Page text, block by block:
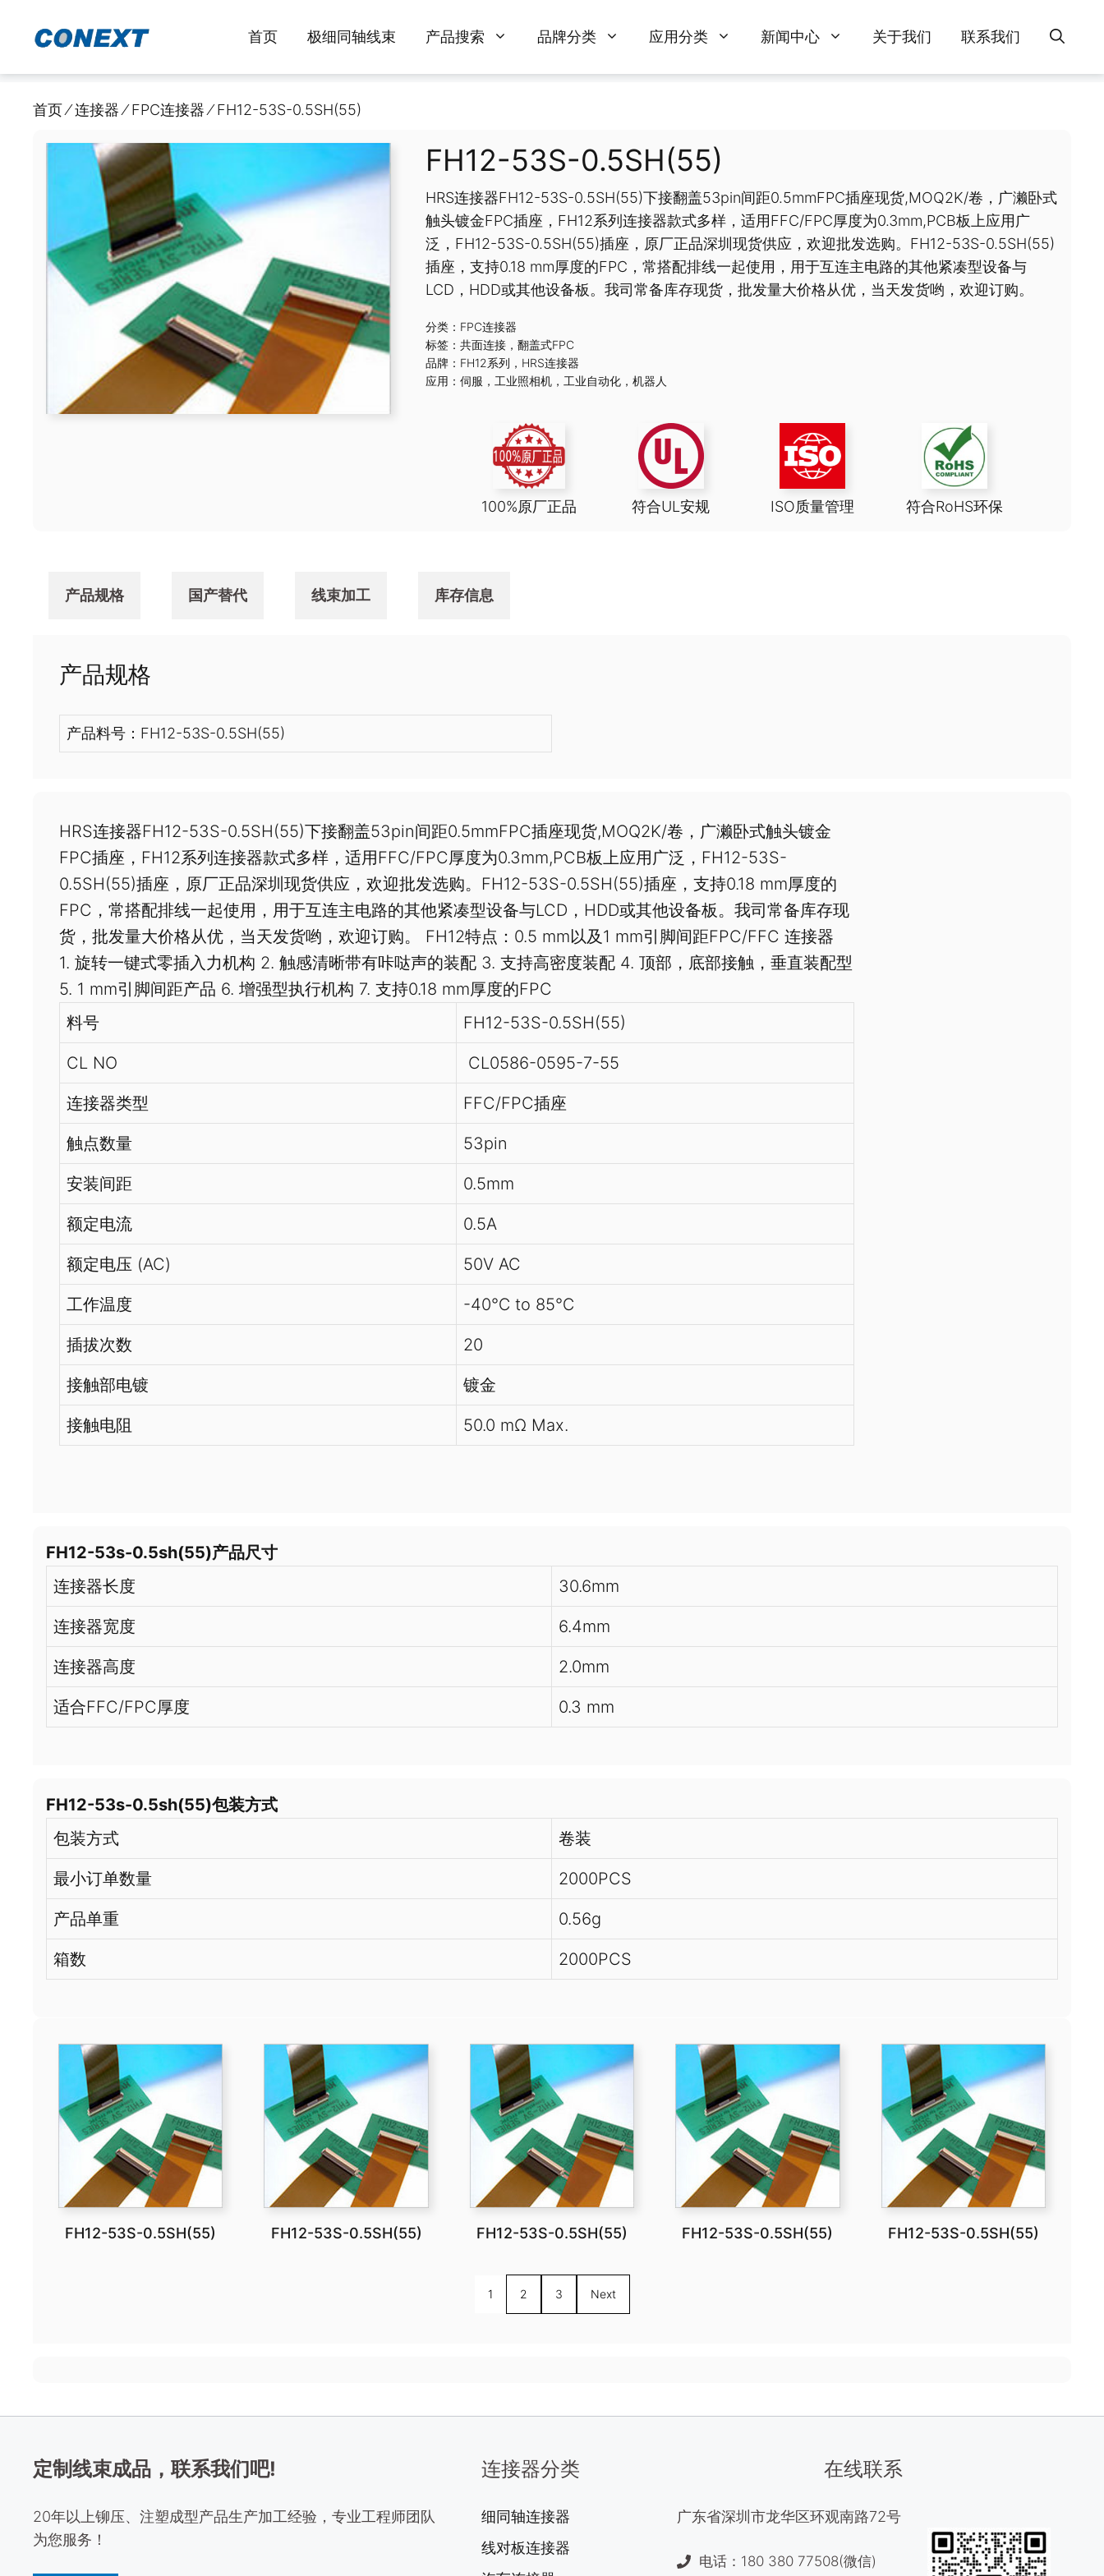
容
首页 极细同轴线束 产品搜索 品牌分类 应用分类 新闻中心 关于我们 联系我们
首页⁄连接器⁄FPC连接器⁄FH12-53S-0.5SH(55)
FH12-53S-0.5SH(55)
HRS连接器FH12-53S-0.5SH(55)下接翻盖53pin间距0.5mmFPC插座现货,MOQ2K/卷，广濑卧式
触头镀金FPC插座，FH12系列连接器款式多样，适用FFC/FPC厚度为0.3mm,PCB板上应用广
泛，FH12-53S-0.5SH(55)插座，原厂正品深圳现货供应，欢迎批发选购。FH12-53S-0.5SH(55)
插座，支持0.18 mm厚度的FPC，常搭配排线一起使用，用于互连主电路的其他紧凑型设备与
LCD，HDD或其他设备板。我司常备库存现货，批发量大价格从优，当天发货哟，欢迎订购。
分类： FPC连接器
标签： 共面连接 ， 翻盖式FPC
品牌： FH12系列 ， HRS连接器
应用： 伺服 ， 工业照相机 ， 工业自动化 ， 机器人
100%原厂正品 符合UL安规 ISO质量管理 符合RoHS环保
产品规格 国产替代 线束加工 库存信息
产品规格
产品料号：FH12-53S-0.5SH(55)
HRS连接器FH12-53S-0.5SH(55)下接翻盖53pin间距0.5mmFPC插座现货,MOQ2K/卷，广濑卧式触头镀金
FPC插座，FH12系列连接器款式多样，适用FFC/FPC厚度为0.3mm,PCB板上应用广泛，FH12-53S-
0.5SH(55)插座，原厂正品深圳现货供应，欢迎批发选购。FH12-53S-0.5SH(55)插座，支持0.18 mm厚度的
FPC，常搭配排线一起使用，用于互连主电路的其他紧凑型设备与LCD，HDD或其他设备板。我司常备库存现
货，批发量大价格从优，当天发货哟，欢迎订购。 FH12特点：0.5 mm以及1 mm引脚间距FPC/FFC 连接器
1. 旋转一键式零插入力机构 2. 触感清晰带有咔哒声的装配 3. 支持高密度装配 4. 顶部，底部接触，垂直装配型
5. 1 mm引脚间距产品 6. 增强型执行机构 7. 支持0.18 mm厚度的FPC
料号
FH12-53S-0.5SH(55)
CL NO CL0586-0595-7-55
连接器类型 FFC/FPC插座
触点数量 53pin
安装间距 0.5mm
额定电流 0.5A
额定电压 (AC) 50V AC
工作温度 -40℃ to 85℃
插拔次数 20
接触部电镀 镀金
接触电阻 50.0 mΩ Max.
FH12-53s-0.5sh(55)产品尺寸
连接器长度
30.6mm
连接器宽度 6.4mm
连接器高度 2.0mm
适合FFC/FPC厚度 0.3 mm
FH12-53s-0.5sh(55)包装方式
包装方式
卷装
最小订单数量 2000PCS
产品单重 0.56g
箱数 2000PCS
FH12-53S-0.5SH(55) FH12-53S-0.5SH(55) FH12-53S-0.5SH(55) FH12-53S-0.5SH(55) FH12-53S-0.5SH(55)
1 2 3 Next
定制线束成品，联系我们吧!
20年以上铆压、注塑成型产品生产加工经验，专业工程师团队
为您服务！
连接器分类
细同轴连接器
线对板连接器
在线联系
广东省深圳市龙华区环观南路72号
电话：180 380 77508(微信)